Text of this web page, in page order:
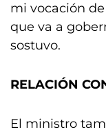
mi vocación
que va a
sostuvo.
RELACIÓN
El ministro